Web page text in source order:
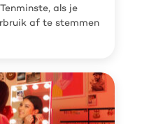
als je
af te stemmen